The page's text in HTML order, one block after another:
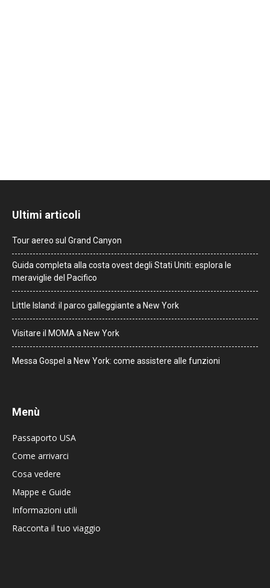
Ultimi articoli
Tour aereo sul Grand Canyon
Guida completa alla costa ovest degli Stati Uniti: esplora le
meraviglie del Pacifico
Little Island: il parco galleggiante a New York
Visitare il MOMA a New York
Messa Gospel a New York: come assistere alle funzioni
Menù
Passaporto USA
Come arrivarci
Cosa vedere
Mappe e Guide
Informazioni utili
Racconta il tuo viaggio